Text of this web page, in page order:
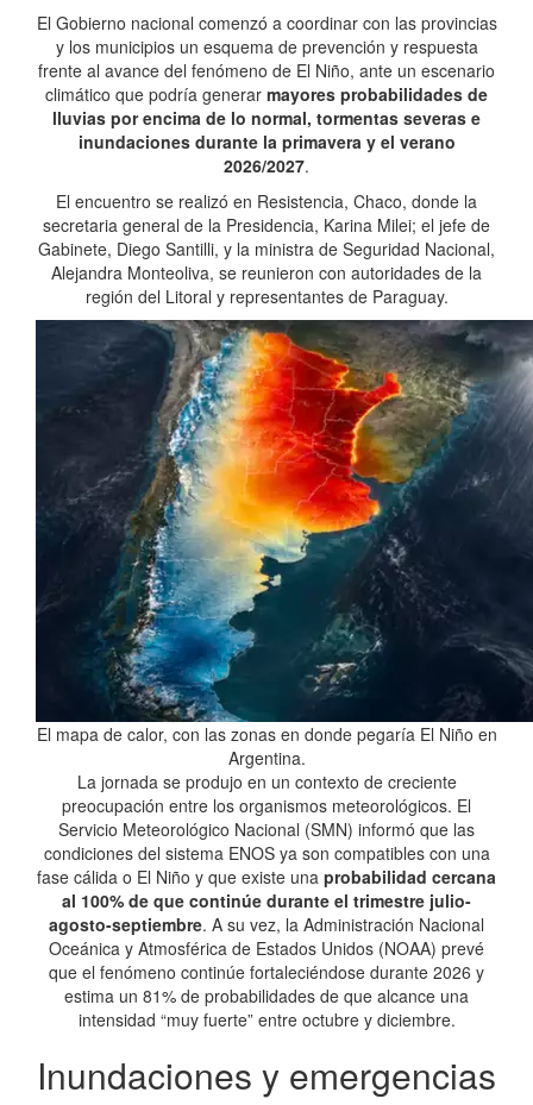
El Gobierno nacional comenzó a coordinar con las provincias
y los municipios un esquema de prevención y respuesta
frente al avance del fenómeno de El Niño, ante un escenario
climático que podría generar mayores probabilidades de
lluvias por encima de lo normal, tormentas severas e
inundaciones durante la primavera y el verano
2026/2027.
El encuentro se realizó en Resistencia, Chaco, donde la
secretaria general de la Presidencia, Karina Milei; el jefe de
Gabinete, Diego Santilli, y la ministra de Seguridad Nacional,
Alejandra Monteoliva, se reunieron con autoridades de la
región del Litoral y representantes de Paraguay.
El mapa de calor, con las zonas en donde pegaría El Niño en
Argentina.
La jornada se produjo en un contexto de creciente
preocupación entre los organismos meteorológicos. El
Servicio Meteorológico Nacional (SMN) informó que las
condiciones del sistema ENOS ya son compatibles con una
fase cálida o El Niño y que existe una probabilidad cercana
al 100% de que continúe durante el trimestre julio-
agosto-septiembre. A su vez, la Administración Nacional
Oceánica y Atmosférica de Estados Unidos (NOAA) prevé
que el fenómeno continúe fortaleciéndose durante 2026 y
estima un 81% de probabilidades de que alcance una
intensidad “muy fuerte” entre octubre y diciembre.
Inundaciones y emergencias